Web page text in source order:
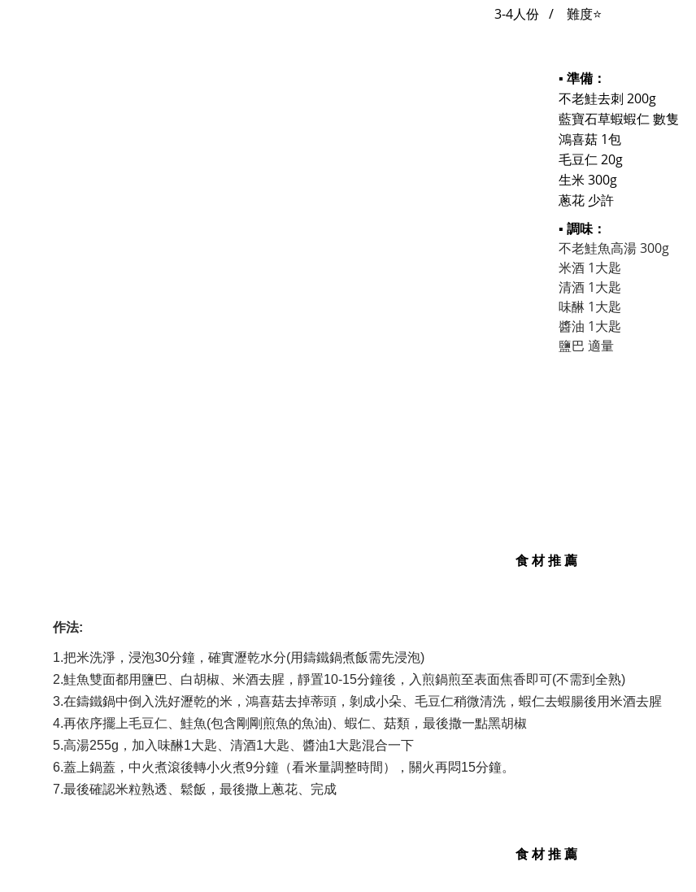
3-4人份 / 難度⭐
▪ 準備：
不老鮭去刺 200g
藍寶石草蝦蝦仁 數隻
鴻喜菇 1包
毛豆仁 20g
生米 300g
蔥花 少許
▪ 調味：
不老鮭魚高湯 300g
米酒 1大匙
清酒 1大匙
味醂 1大匙
醬油 1大匙
鹽巴 適量
食 材 推 薦
作法:
1.把米洗淨，浸泡30分鐘，確實瀝乾水分(用鑄鐵鍋煮飯需先浸泡)
2.鮭魚雙面都用鹽巴、白胡椒、米酒去腥，靜置10-15分鐘後，入煎鍋煎至表面焦香即可(不需到全熟)
3.在鑄鐵鍋中倒入洗好瀝乾的米，鴻喜菇去掉蒂頭，剝成小朵、毛豆仁稍微清洗，蝦仁去蝦腸後用米酒去腥
4.再依序擺上毛豆仁、鮭魚(包含剛剛煎魚的魚油)、蝦仁、菇類，最後撒一點黑胡椒
5.高湯255g，加入味醂1大匙、清酒1大匙、醬油1大匙混合一下
6.蓋上鍋蓋，中火煮滾後轉小火煮9分鐘（看米量調整時間），關火再悶15分鐘。
7.最後確認米粒熟透、鬆飯，最後撒上蔥花、完成
食 材 推 薦